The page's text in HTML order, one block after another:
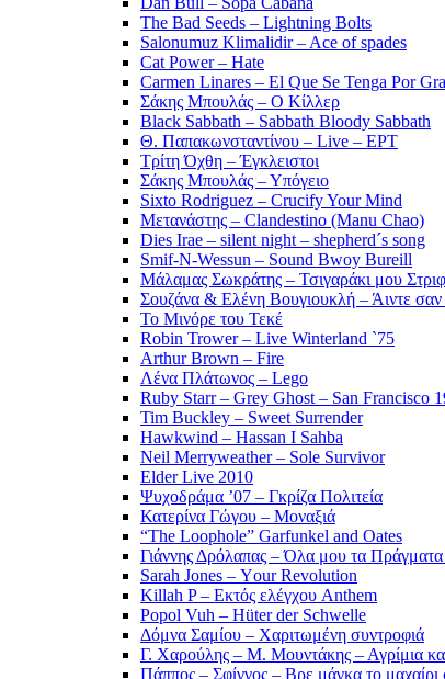
The Bad Seeds – Lightning Bolts
Salonumuz Klimalidir – Ace of spades
Cat Power – Hate
Carmen Linares – El Que Se Tenga Por
Σάκης Μπουλάς – Ο Κίλλερ
Black Sabbath – Sabbath Bloody Sabbath
Θ. Παπακωνσταντίνου – Live – ΕΡΤ
Τρίτη Όχθη – Έγκλειστοι
Σάκης Μπουλάς – Υπόγειο
Sixto Rodriguez – Crucify Your Mind
Μετανάστης – Clandestino (Manu Chao)
Dies Irae – silent night – shepherd´s song
Smif-N-Wessun – Sound Bwoy Bureill
Mάλαμας Σωκράτης – Τσιγαράκι μου
Σουζάνα & Ελένη Βουγιουκλή – Άιντε σαν
Το Μινόρε του Τεκέ
Robin Trower – Live Winterland `75
Arthur Brown – Fire
Λένα Πλάτωνος – Lego
Ruby Starr – Grey Ghost – San Francisco
Tim Buckley – Sweet Surrender
Hawkwind – Hassan I Sahba
Neil Merryweather – Sole Survivor
Elder Live 2010
Ψυχοδράμα ’07 – Γκρίζα Πολιτεία
Κατερίνα Γώγου – Μοναξιά
“The Loophole” Garfunkel and Oates
Γιάννης Δρόλαπας – Όλα μου τα
Sarah Jones – Υour Revolution
Killah P – Εκτός ελέγχου Anthem
Popol Vuh – Hüter der Schwelle
Δόμνα Σαμίου – Χαριτωμένη συντροφιά
Γ. Χαρούλης – Μ. Μουντάκης – Αγρίμια
Πάππος – Σφίγγος – Βρε μάγκα το μαχαίρι